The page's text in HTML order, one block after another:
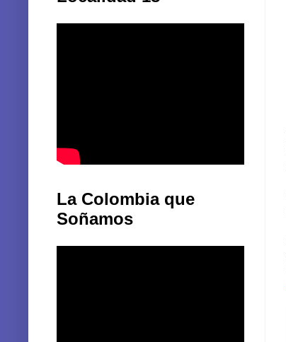
La Colombia que
Soñamos